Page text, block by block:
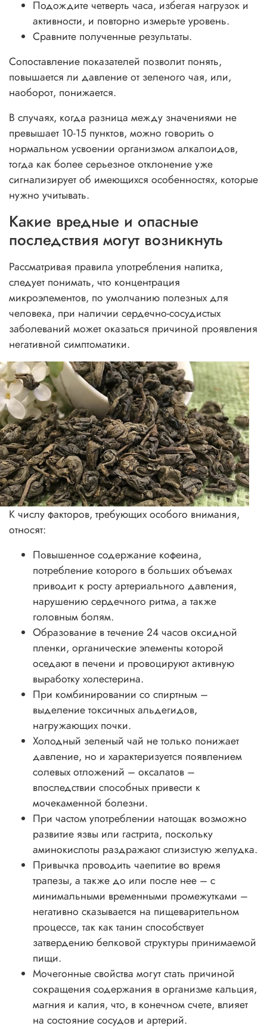
Подождите четверть часа, избегая нагрузок и
активности, и повторно измерьте уровень.
Сравните полученные результаты.
Сопоставление показателей позволит понять,
повышается ли давление от зеленого чая, или,
наоборот, понижается.
В случаях, когда разница между значениями не
превышает 10-15 пунктов, можно говорить о
нормальном усвоении организмом алкалоидов,
тогда как более серьезное отклонение уже
сигнализирует об имеющихся особенностях, которые
нужно учитывать.
Какие вредные и опасные
последствия могут возникнуть
Рассматривая правила употребления напитка,
следует понимать, что концентрация
микроэлементов, по умолчанию полезных для
человека, при наличии сердечно-сосудистых
заболеваний может оказаться причиной проявления
негативной симптоматики.
К числу факторов, требующих особого внимания,
относят:
Повышенное содержание кофеина,
потребление которого в больших объемах
приводит к росту артериального давления,
нарушению сердечного ритма, а также
головным болям.
Образование в течение 24 часов оксидной
пленки, органические элементы которой
оседают в печени и провоцируют активную
выработку холестерина.
При комбинировании со спиртным –
выделение токсичных альдегидов,
нагружающих почки.
Холодный зеленый чай не только понижает
давление, но и характеризуется появлением
солевых отложений – оксалатов –
впоследствии способных привести к
мочекаменной болезни.
При частом употреблении натощак возможно
развитие язвы или гастрита, поскольку
аминокислоты раздражают слизистую желудка.
Привычка проводить чаепитие во время
трапезы, а также до или после нее – с
минимальными временными промежутками –
негативно сказывается на пищеварительном
процессе, так как танин способствует
затвердению белковой структуры принимаемой
пищи.
Мочегонные свойства могут стать причиной
сокращения содержания в организме кальция,
магния и калия, что, в конечном счете, влияет
на состояние сосудов и артерий.